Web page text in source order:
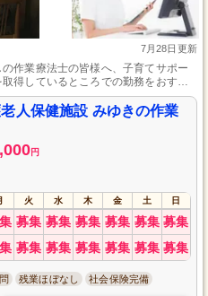
7月28日更新
作業療法士の皆様へ、子育てサポー
得しているところでの勤務をおすす
入所、通所のいずれかを選べ、託児
、昇給年1回の待遇で、社員旅行やス
ており、仕事とプライベートのバラ
人保健施設 みゆきの作業
円
火 水 木 金 土 日
募集 募集 募集 募集 募集 募集
募集 募集 募集 募集 募集 募集
残業ほぼなし 社会保険完備